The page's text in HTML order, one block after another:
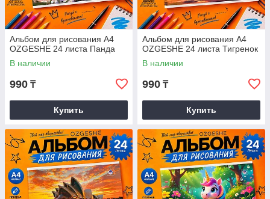
Альбом для рисования А4
OZGESHE 24 листа Панда
В наличии
990 ₸
Купить
Альбом для рисования А4
OZGESHE 24 листа Тигренок
В наличии
990 ₸
Купить